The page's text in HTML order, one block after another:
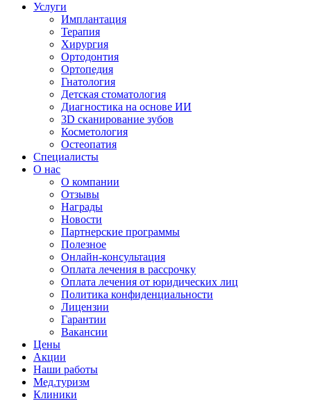
Услуги
Имплантация
Терапия
Хирургия
Ортодонтия
Ортопедия
Гнатология
Детская стоматология
Диагностика на основе ИИ
3D сканирование зубов
Косметология
Остеопатия
Специалисты
О нас
О компании
Отзывы
Награды
Новости
Партнерские программы
Полезное
Онлайн-консультация
Оплата лечения в рассрочку
Оплата лечения от юридических лиц
Политика конфиденциальности
Лицензии
Гарантии
Вакансии
Цены
Акции
Наши работы
Мед.туризм
Клиники